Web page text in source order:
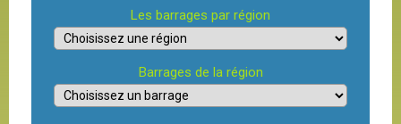
Les barrages par région
Barrages de la région